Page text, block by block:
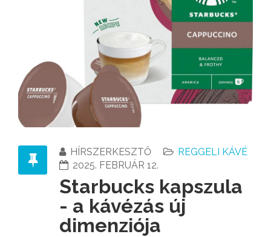
HÍRSZERKESZTŐ
REGGELI KÁVÉ
2025. FEBRUÁR 12.
Starbucks kapszula
- a kávézás új
dimenziója